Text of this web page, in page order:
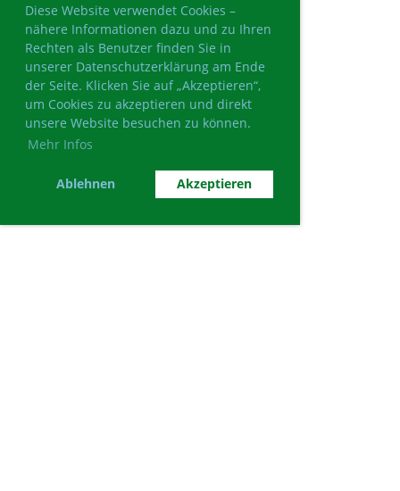
Diese Website verwendet Cookies –
nähere Informationen dazu und zu Ihren
Rechten als Benutzer finden Sie in
unserer Datenschutzerklärung am Ende
der Seite. Klicken Sie auf „Akzeptieren“,
um Cookies zu akzeptieren und direkt
unsere Website besuchen zu können.
Mehr Infos
Ablehnen Akzeptieren